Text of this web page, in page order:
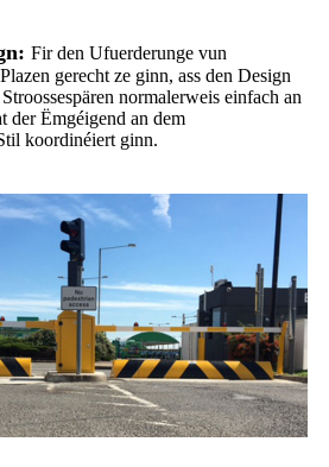
Fir den Ufuerderunge vun
gerecht ze ginn, ass den Design
normalerweis einfach an
der Ëmgéigend an dem
koordinéiert ginn.